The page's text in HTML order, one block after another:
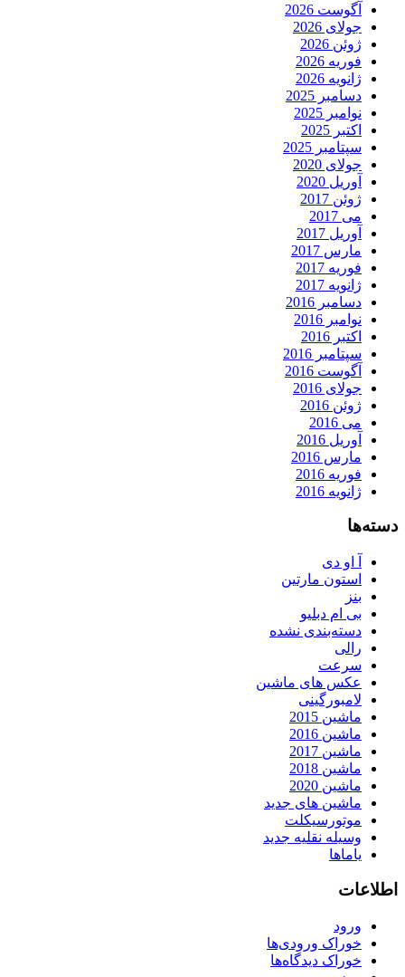
آگوست 2026
جولای 2026
ژوئن 2026
فوریه 2026
ژانویه 2026
دسامبر 2025
نوامبر 2025
اکتبر 2025
سپتامبر 2025
جولای 2020
آوریل 2020
ژوئن 2017
می 2017
آوریل 2017
مارس 2017
فوریه 2017
ژانویه 2017
دسامبر 2016
نوامبر 2016
اکتبر 2016
سپتامبر 2016
آگوست 2016
جولای 2016
ژوئن 2016
می 2016
آوریل 2016
مارس 2016
فوریه 2016
ژانویه 2016
دسته‌ها
آ او دی
استون مارتین
بنز
بی ام دبلیو
دسته‌بندی نشده
رالی
سرعت
عکس های ماشین
لامبورگینی
ماشین 2015
ماشین 2016
ماشین 2017
ماشین 2018
ماشین 2020
ماشین های جدید
موتورسیکلت
وسیله نقلیه جدید
یاماها
اطلاعات
ورود
خوراک ورودی‌ها
خوراک دیدگاه‌ها